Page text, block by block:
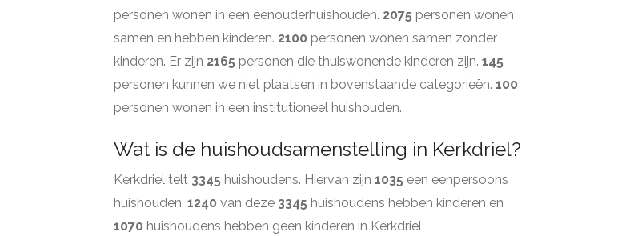
personen wonen in een eenouderhuishouden. 2075 personen wonen
samen en hebben kinderen. 2100 personen wonen samen zonder
kinderen. Er zijn 2165 personen die thuiswonende kinderen zijn. 145
personen kunnen we niet plaatsen in bovenstaande categorieën. 100
personen wonen in een institutioneel huishouden.
Wat is de huishoudsamenstelling in Kerkdriel?
Kerkdriel telt 3345 huishoudens. Hiervan zijn 1035 een eenpersoons
huishouden. 1240 van deze 3345 huishoudens hebben kinderen en
1070 huishoudens hebben geen kinderen in Kerkdriel